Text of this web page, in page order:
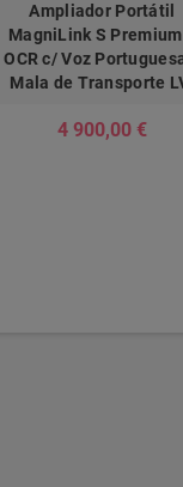
Ampliador Portátil
MagniLink S
OCR c/ Voz
Mala de Transporte
4 900,00 €